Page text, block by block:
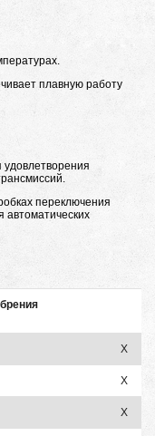
плавную работу
удовлетворения
переключения
автоматических
X
X
X